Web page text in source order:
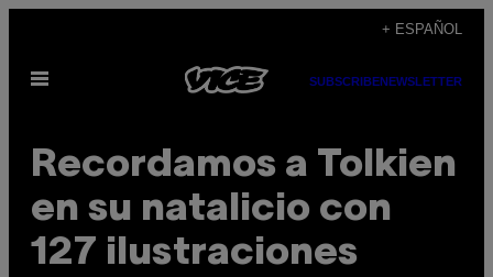
contenido
+ ESPAÑOL
Abrir
SUBSCRIBENEWSLETTER
Recordamos a Tolkien
en su natalicio con
127 ilustraciones